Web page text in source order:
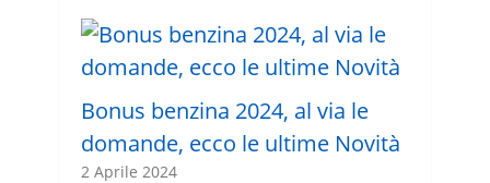
Bonus benzina 2024, al via le
domande, ecco le ultime Novità
2 Aprile 2024